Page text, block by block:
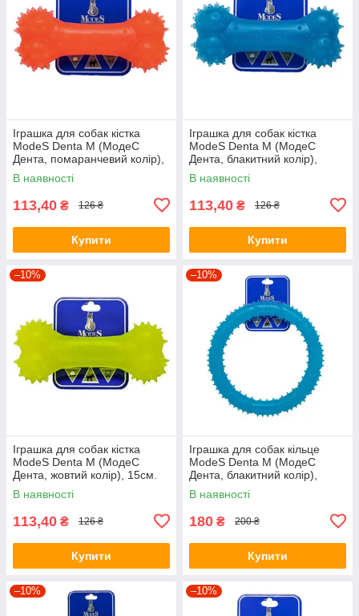
Іграшка для собак кістка
ModeS Denta M (МодеС
Дента, помаранчевий колір),
15см.
В наявності
113,40 ₴ 126 ₴
Купити
Іграшка для собак кістка
ModeS Denta M (МодеС
Дента, блакитний колір),
15см.
В наявності
113,40 ₴ 126 ₴
Купити
–10%
Іграшка для собак кістка
ModeS Denta M (МодеС
Дента, жовтий колір), 15см.
В наявності
113,40 ₴ 126 ₴
Купити
–10%
Іграшка для собак кільце
ModeS Denta M (МодеС
Дента, блакитний колір),
20см.
В наявності
180 ₴ 200 ₴
Купити
–10% –10%